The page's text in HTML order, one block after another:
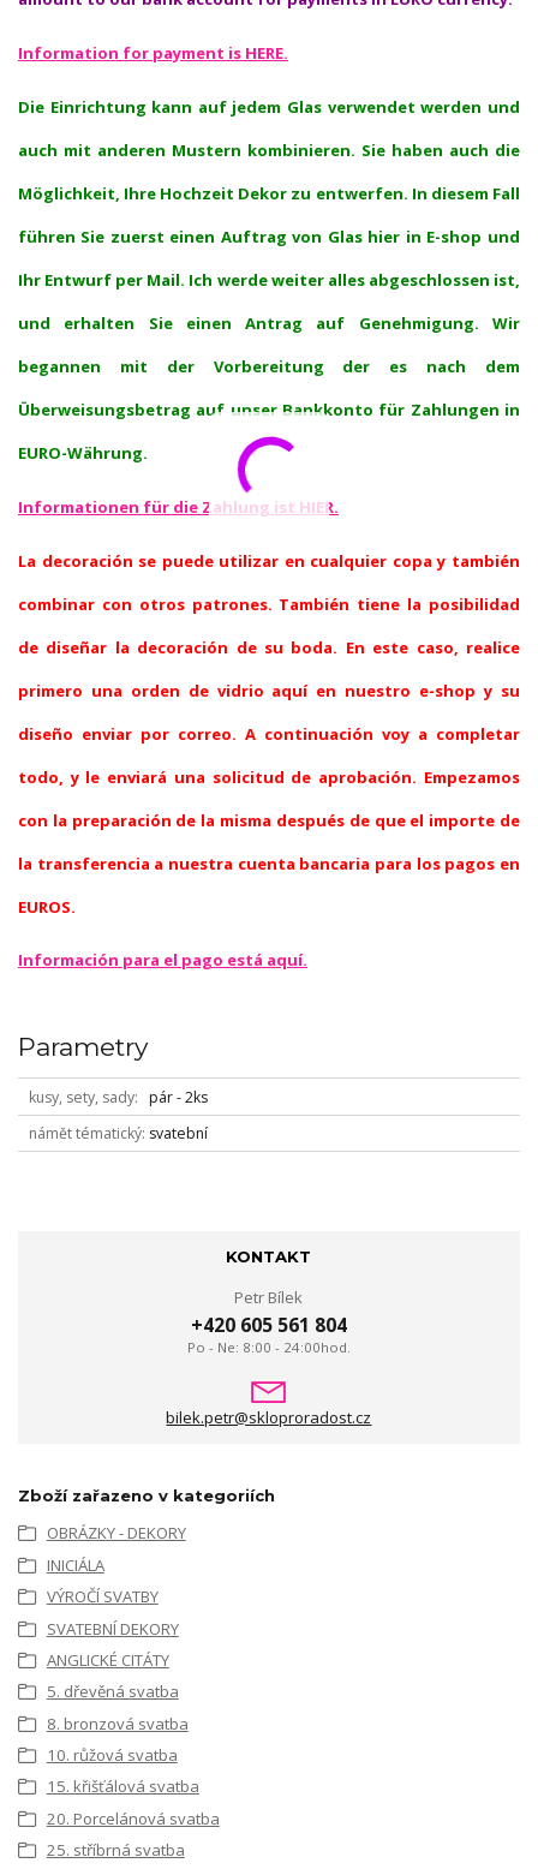
Information for payment is HERE.
Die Einrichtung kann auf jedem Glas verwendet werden und
auch mit anderen Mustern kombinieren. Sie haben auch die
Möglichkeit, Ihre Hochzeit Dekor zu entwerfen. In diesem Fall
führen Sie zuerst einen Auftrag von Glas hier in E-shop und
Ihr Entwurf per Mail. Ich werde weiter alles abgeschlossen ist,
und erhalten Sie einen Antrag auf Genehmigung. Wir
begannen mit der Vorbereitung der es nach dem
Überweisungsbetrag auf unser Bankkonto für Zahlungen in
EURO-Währung.
Informationen für die Zahlung ist HIER.
La decoración se puede utilizar en cualquier copa y también
combinar con otros patrones. También tiene la posibilidad
de diseñar la decoración de su boda. En este caso, realice
primero una orden de vidrio aquí en nuestro e-shop y su
diseño enviar por correo. A continuación voy a completar
todo, y le enviará una solicitud de aprobación. Empezamos
con la preparación de la misma después de que el importe de
la transferencia a nuestra cuenta bancaria para los pagos en
EUROS.
Información para el pago está aquí.
Parametry
kusy, sety, sady
pár - 2ks
námět tématický svatební
KONTAKT
Petr Bílek
+420 605 561 804
Po - Ne: 8:00 - 24:00hod.
bilek.petr@skloproradost.cz
Zboží zařazeno v kategoriích
OBRÁZKY - DEKORY
INICIÁLA
VÝROČÍ SVATBY
SVATEBNÍ DEKORY
ANGLICKÉ CITÁTY
5. dřevěná svatba
8. bronzová svatba
10. růžová svatba
15. křišťálová svatba
20. Porcelánová svatba
25. stříbrná svatba